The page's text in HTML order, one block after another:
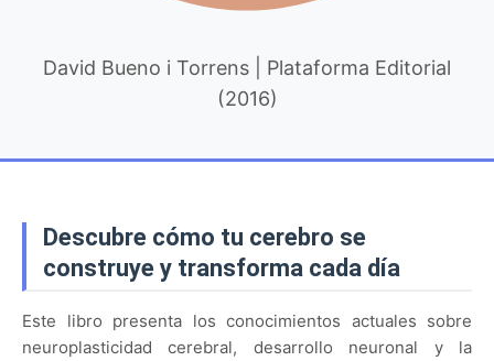
David Bueno i Torrens | Plataforma Editorial
(2016)
Descubre cómo tu cerebro se
construye y transforma cada día
Este libro presenta los conocimientos actuales sobre
neuroplasticidad cerebral, desarrollo neuronal y la